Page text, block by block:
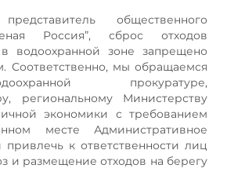
общественного
Россия”, сброс отходов
водоохранной зоне запрещено
Соответственно, мы обращаемся
прокуратуре,
региональному Министерству
экономики с требованием
месте Административное
привлечь к ответственности лиц
и размещение отходов на берегу